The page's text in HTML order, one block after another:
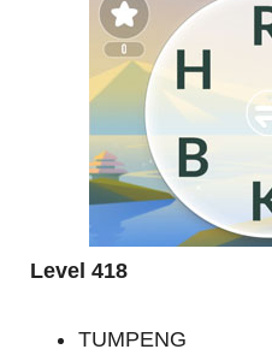
Level 418
TUMPENG